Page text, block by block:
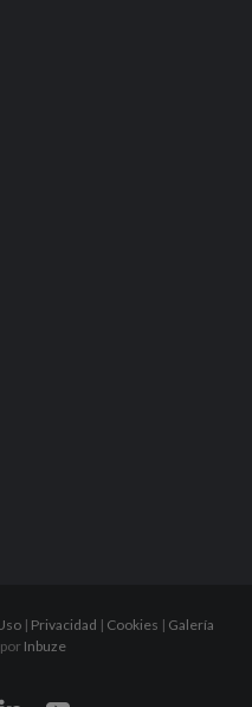
| Privacidad | Cookies | Galería
Inbuze